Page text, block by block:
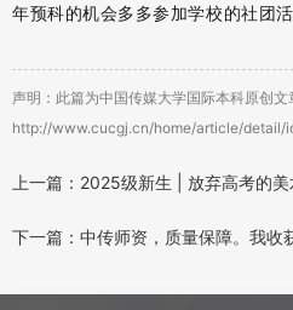
年预科的机会多多参加学校的社团
声明：此篇为中国传媒大学国际本科原创文
http://www.cucgj.cn/home/article/detail/
上一篇：2025级新生 | 放弃高考的
下一篇：中传师资，质量保障。我收